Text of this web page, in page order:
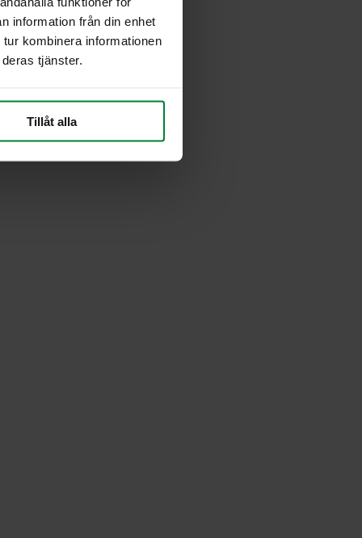
information från din enhet
kombinera informationen
tjänster.
Tillåt alla